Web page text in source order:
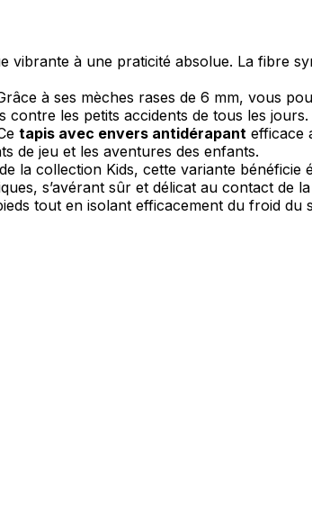
vibrante à une praticité absolue. La fibre
à ses mèches rases de 6 mm, vous
les petits accidents de tous les jours.
tapis avec envers antidérapant efficace
de jeu et les aventures des enfants.
la collection Kids, cette variante bénéficie
s’avérant sûr et délicat au contact de
tout en isolant efficacement du froid du
ou le fonctionnement du site,
avec les sites en collectant et en
publicités qui sont pertinentes et
tiers.